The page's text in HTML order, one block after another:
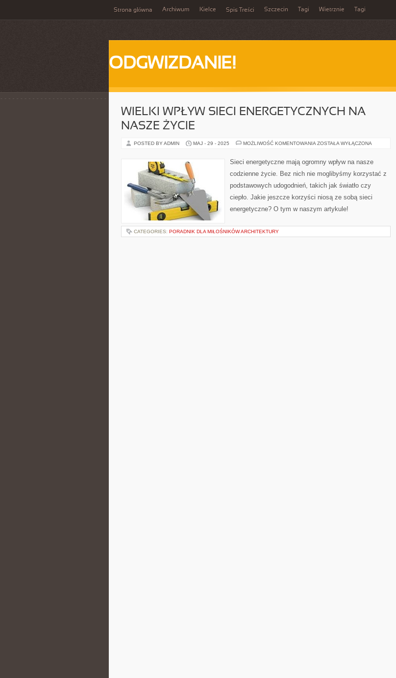
Strona główna Archiwum Kielce Spis Treści Szczecin Tagi Wietrznie Tagi
ODGWIZDANIE!
WIELKI WPŁYW SIECI ENERGETYCZNYCH NA
NASZE ŻYCIE
POSTED BY ADMIN MAJ - 29 - 2025 MOŻLIWOŚĆ KOMENTOWANIA WIELKI
ENERGETYCZNYCH
NA
ŻYCIE
ZOSTAŁA WYŁĄCZONA
Sieci energetyczne mają ogromny wpływ na nasze
codzienne życie. Bez nich nie moglibyśmy korzystać z
podstawowych udogodnień, takich jak światło czy
ciepło. Jakie jeszcze korzyści niosą ze sobą sieci
energetyczne? O tym w naszym artykule!
CATEGORIES: PORADNIK DLA MIŁOŚNIKÓW ARCHITEKTURY